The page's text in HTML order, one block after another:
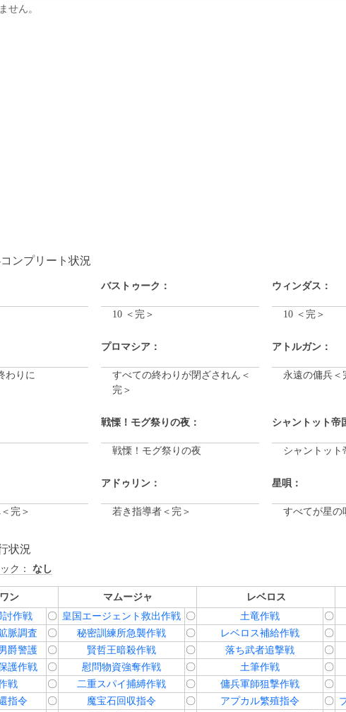
せん。
ンプリート状況
バストゥーク： ウィンダス：
10 ＜完＞ 10 ＜完＞
プロマシア： アトルガン：
わりに
すべての終わりが閉ざされん＜
完＞
永遠の傭兵＜
戦慄！モグ祭りの夜： シャントット帝
戦慄！モグ祭りの夜 シャントット
アドゥリン： 星唄：
完＞ 若き指導者＜完＞ すべてが星の
状況
ク： なし
ン マムージャ レベロス
討作戦
〇 皇国エージェント救出作戦 〇 土竜作戦 〇
脈調査
〇 秘密訓練所急襲作戦 〇 レベロス補給作戦 〇
爵警護
〇 賢哲王暗殺作戦 〇 落ち武者追撃戦 〇
護作戦
〇 慰問物資強奪作戦 〇 土筆作戦 〇
戦
〇 二重スパイ捕縛作戦 〇 傭兵軍師狙撃作戦 〇
指令
〇 魔宝石回収指令 〇 アプカル繁殖指令 〇